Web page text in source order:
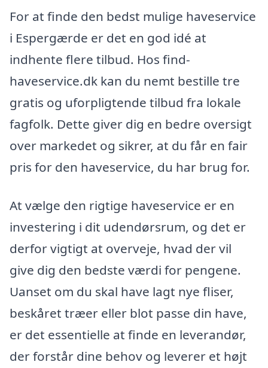
For at finde den bedst mulige haveservice
i Espergærde er det en god idé at
indhente flere tilbud. Hos find-
haveservice.dk kan du nemt bestille tre
gratis og uforpligtende tilbud fra lokale
fagfolk. Dette giver dig en bedre oversigt
over markedet og sikrer, at du får en fair
pris for den haveservice, du har brug for.
At vælge den rigtige haveservice er en
investering i dit udendørsrum, og det er
derfor vigtigt at overveje, hvad der vil
give dig den bedste værdi for pengene.
Uanset om du skal have lagt nye fliser,
beskåret træer eller blot passe din have,
er det essentielle at finde en leverandør,
der forstår dine behov og leverer et højt